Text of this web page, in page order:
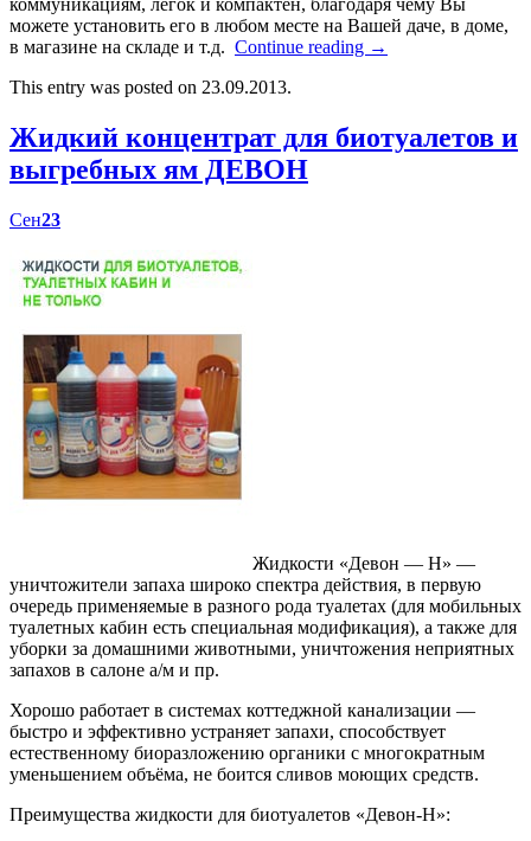
коммуникациям, легок и компактен, благодаря чему Вы
можете установить его в любом месте на Вашей даче, в доме,
в магазине на складе и т.д. Continue reading →
This entry was posted on 23.09.2013.
Жидкий концентрат для биотуалетов и
выгребных ям ДЕВОН
Сен23
Жидкости «Девон — Н» —
уничтожители запаха широко спектра действия, в первую
очередь применяемые в разного рода туалетах (для мобильных
туалетных кабин есть специальная модификация), а также для
уборки за домашними животными, уничтожения неприятных
запахов в салоне а/м и пр.
Хорошо работает в системах коттеджной канализации —
быстро и эффективно устраняет запахи, способствует
естественному биоразложению органики с многократным
уменьшением объёма, не боится сливов моющих средств.
Преимущества жидкости для биотуалетов «Девон-Н»: